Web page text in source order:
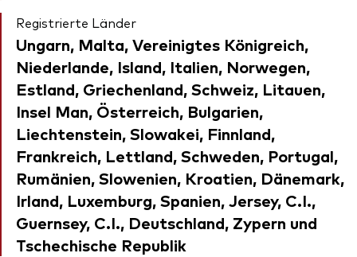
Registrierte Länder
Ungarn, Malta, Vereinigtes Königreich,
Niederlande, Island, Italien, Norwegen,
Estland, Griechenland, Schweiz, Litauen,
Insel Man, Österreich, Bulgarien,
Liechtenstein, Slowakei, Finnland,
Frankreich, Lettland, Schweden, Portugal,
Rumänien, Slowenien, Kroatien, Dänemark,
Irland, Luxemburg, Spanien, Jersey, C.I.,
Guernsey, C.I., Deutschland, Zypern und
Tschechische Republik